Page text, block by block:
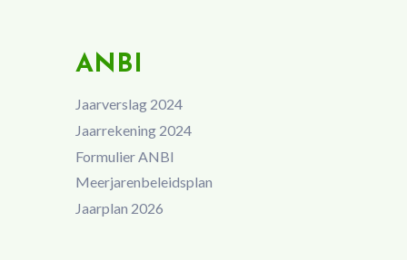
ANBI
Jaarverslag 2024
Jaarrekening 2024
Formulier ANBI
Meerjarenbeleidsplan
Jaarplan 2026